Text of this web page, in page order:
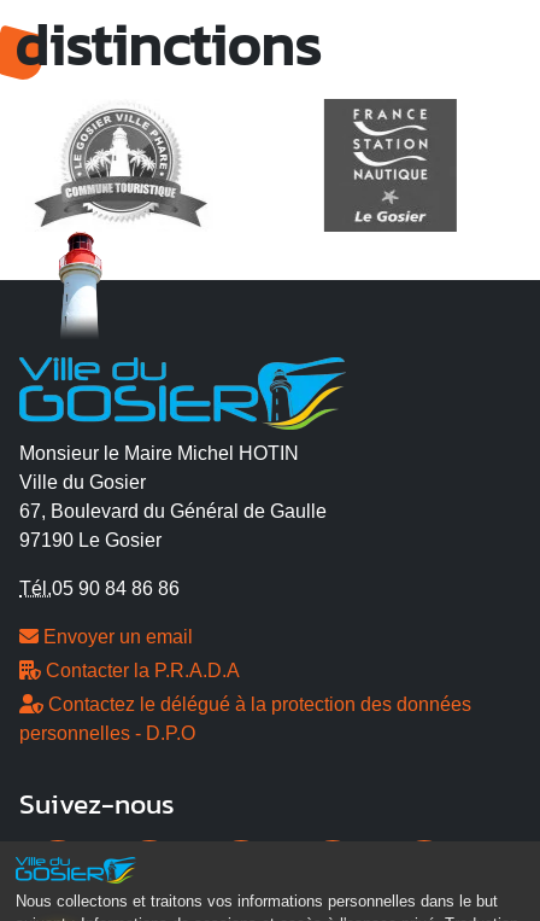
Nous collectons et traitons vos informations personnelles dans le but
distinctions
Monsieur le Maire Michel HOTIN
Ville du Gosier
67, Boulevard du Général de Gaulle
97190 Le Gosier
Tél.05 90 84 86 86
Envoyer un email
Contacter la P.R.A.D.A
Contactez le délégué à la protection des données
personnelles - D.P.O
Suivez-nous